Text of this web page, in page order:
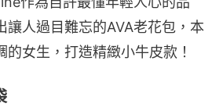
讓人過目難忘的AVA老花包，本
的女生，打造精緻小牛皮款！